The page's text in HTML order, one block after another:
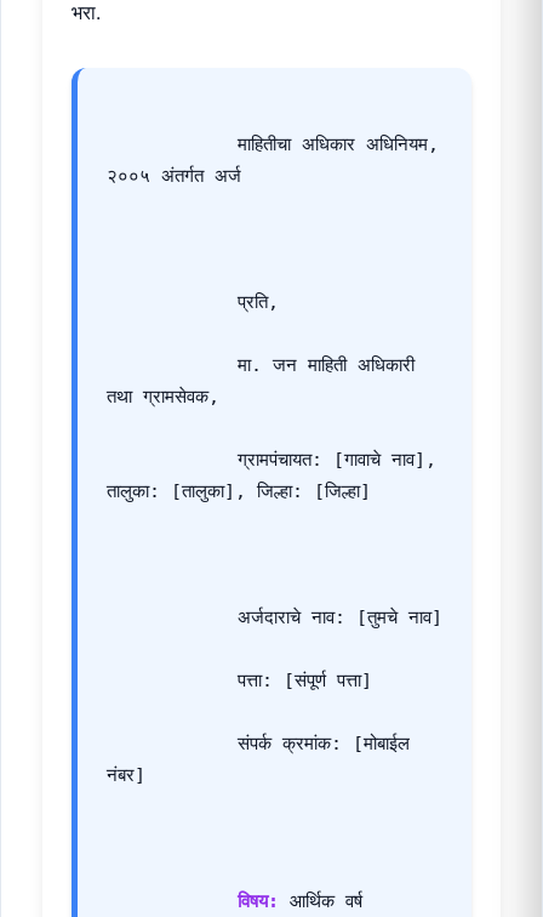
भरा.
            माहितीचा अधिकार अधिनियम,
२००५ अंतर्गत अर्ज
            प्रति,
            मा. जन माहिती अधिकारी
तथा ग्रामसेवक,
            ग्रामपंचायत: [गावाचे नाव],
तालुका: [तालुका], जिल्हा: [जिल्हा]
            अर्जदाराचे नाव: [तुमचे नाव]
            पत्ता: [संपूर्ण पत्ता]
            संपर्क क्रमांक: [मोबाईल
नंबर]
विषय:
आर्थिक वर्ष